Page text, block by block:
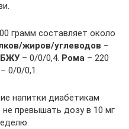
грамм составляет около
жиров/углеводов –
БЖУ– 0/0/0,4. Рома – 220
0/0/0,1.
напитки диабетикам
превышать дозу в 10 мг